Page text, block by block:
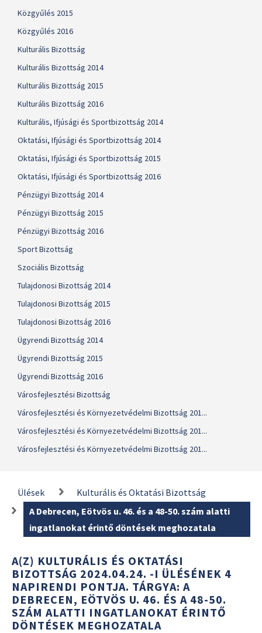
Közgyűlés 2015
Közgyűlés 2016
Kulturális Bizottság
Kulturális Bizottság 2014
Kulturális Bizottság 2015
Kulturális Bizottság 2016
Kulturális, Ifjúsági és Sportbizottság 2014
Oktatási, Ifjúsági és Sportbizottság 2014
Oktatási, Ifjúsági és Sportbizottság 2015
Oktatási, Ifjúsági és Sportbizottság 2016
Pénzügyi Bizottság 2014
Pénzügyi Bizottság 2015
Pénzügyi Bizottság 2016
Sport Bizottság
Szociális Bizottság
Tulajdonosi Bizottság 2014
Tulajdonosi Bizottság 2015
Tulajdonosi Bizottság 2016
Ügyrendi Bizottság 2014
Ügyrendi Bizottság 2015
Ügyrendi Bizottság 2016
Városfejlesztési Bizottság
Városfejlesztési és Környezetvédelmi Bizottság 201...
Városfejlesztési és Környezetvédelmi Bizottság 201...
Városfejlesztési és Környezetvédelmi Bizottság 201...
Ülések
Kulturális és Oktatási Bizottság
A Debrecen, Eötvös u. 46. és a 48-50. szám alatti
ingatlanokat érintő döntések meghozatala
A(Z) KULTURÁLIS ÉS OKTATÁSI
BIZOTTSÁG 2024.04.24. -I ÜLÉSÉNEK 4
NAPIRENDI PONTJA. TÁRGYA: A
DEBRECEN, EÖTVÖS U. 46. ÉS A 48-50.
SZÁM ALATTI INGATLANOKAT ÉRINTŐ
DÖNTÉSEK MEGHOZATALA